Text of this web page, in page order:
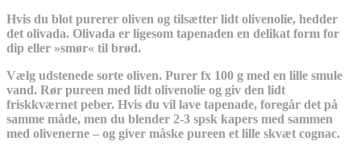
Hvis du blot purerer oliven og tilsætter lidt olivenolie, hedder
det olivada. Olivada er ligesom tapenaden en delikat form for
dip eller »smør« til brød.
Vælg udstenede sorte oliven. Purer fx 100 g med en lille smule
vand. Rør pureen med lidt olivenolie og giv den lidt
friskkværnet peber. Hvis du vil lave tapenade, foregår det på
samme måde, men du blender 2-3 spsk kapers med sammen
med olivenerne – og giver måske pureen et lille skvæt cognac.